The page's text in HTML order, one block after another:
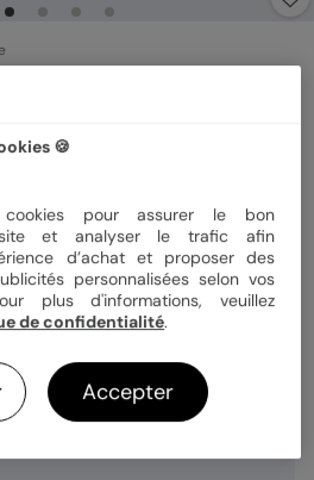
Papier Satiné
🍪
pour assurer le bon
site et analyser le trafic afin
d’achat et proposer des
personnalisées selon vos
plus d'informations, veuillez
de confidentialité.
Accepter